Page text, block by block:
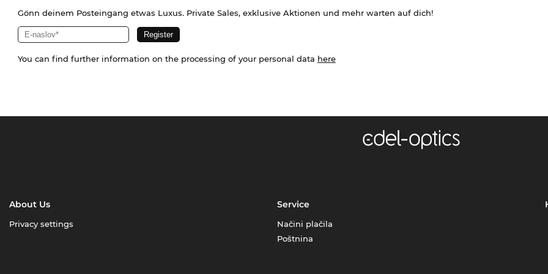
Gönn deinem Posteingang etwas Luxus. Private Sales, exklusive Aktionen und mehr warten auf dich!
You can find further information on the processing of your personal data here
About Us
Privacy settings
Service
Načini plačila
Poštnina